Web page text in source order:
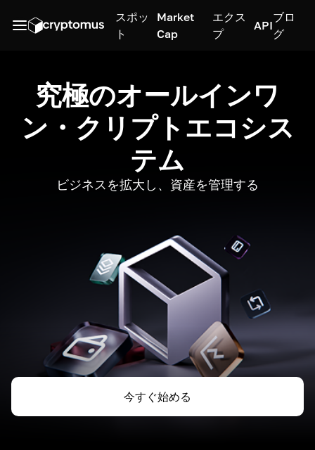
スポッ
ト
Market
Cap
エクス
プ
API
ブロ
グ
究極のオールインワ
ン・クリプトエコシス
テム
ビジネスを拡大し、資産を管理する
今すぐ始める